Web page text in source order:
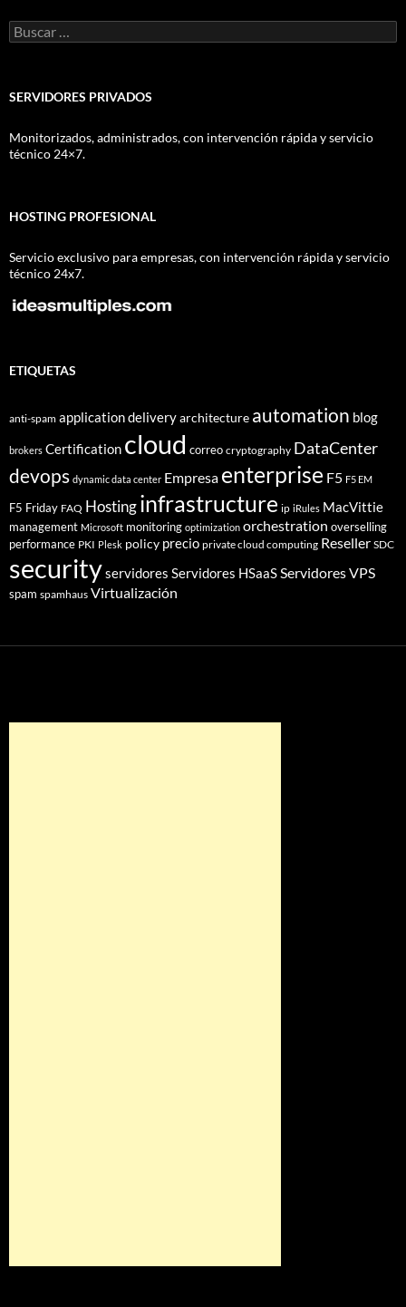
Buscar:
SERVIDORES PRIVADOS
Monitorizados, administrados, con intervención rápida y servicio
técnico 24×7.
HOSTING PROFESIONAL
Servicio exclusivo para empresas, con intervención rápida y servicio
técnico 24x7.
ETIQUETAS
anti-spam application deliveryarchitecture automation blog
brokers Certification cloud correo cryptography DataCenter
devops dynamic data center Empresa enterprise F5 F5 EM
F5 Friday FAQ Hostinginfrastructure ip iRules MacVittie
management Microsoft monitoring optimization orchestration overselling
performance PKI Plesk policy precio private cloud computing Reseller SDC
securityservidores Servidores HSaaSServidores VPS
spam spamhaus Virtualización